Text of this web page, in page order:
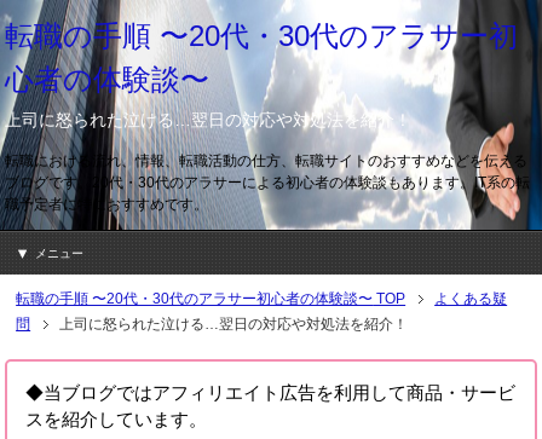
転職の手順 〜20代・30代のアラサー初
心者の体験談〜
上司に怒られた泣ける…翌日の対応や対処法を紹介！
転職における流れ、情報、転職活動の仕方、転職サイトのおすすめなどを伝える
ブログです。20代・30代のアラサーによる初心者の体験談もあります。IT系の転
職予定者に特におすすめです。
メニュー
転職の手順 〜20代・30代のアラサー初心者の体験談〜 TOP
よくある疑
問
上司に怒られた泣ける…翌日の対応や対処法を紹介！
◆当ブログではアフィリエイト広告を利用して商品・サービ
スを紹介しています。